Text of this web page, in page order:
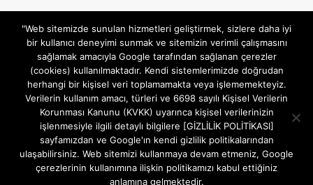
Gizlilik ve Çerezler (Cookies) Politikası
Hakkımızda
İletişim Kanalları
MODEM KURULUM
TEKNİK DESTEK
TELEVİZYON SİSTEMLERİ
"Web sitemizde sunulan hizmetleri geliştirmek, sizlere daha iyi
bir kullanıcı deneyimi sunmak ve sitemizin verimli çalışmasını
sağlamak amacıyla Google tarafından sağlanan çerezler
(cookies) kullanılmaktadır. Kendi sistemlerimizde doğrudan
herhangi bir kişisel veri toplamamakta veya işlememekteyiz.
Verilerin kullanım amacı, türleri ve 6698 sayılı Kişisel Verilerin
Korunması Kanunu (KVKK) uyarınca kişisel verilerinizin
işlenmesiyle ilgili detaylı bilgilere [GİZLİLİK POLİTİKASI]
sayfamızdan ve Google'ın kendi gizlilik politikalarından
ulaşabilirsiniz. Web sitemizi kullanmaya devam etmeniz, Google
çerezlerinin kullanımına ilişkin politikamızı kabul ettiğiniz
anlamına gelmektedir.